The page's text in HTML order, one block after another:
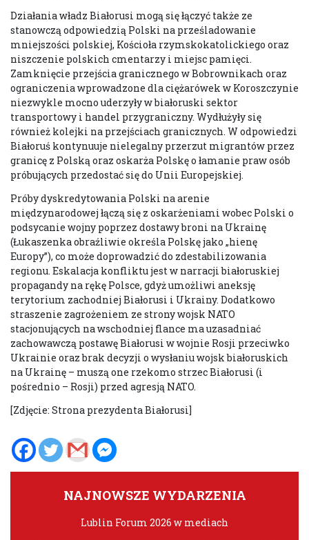
Działania władz Białorusi mogą się łączyć także ze
stanowczą odpowiedzią Polski na prześladowanie
mniejszości polskiej, Kościoła rzymskokatolickiego oraz
niszczenie polskich cmentarzy i miejsc pamięci.
Zamknięcie przejścia granicznego w Bobrownikach oraz
ograniczenia wprowadzone dla ciężarówek w Koroszczynie
niezwykle mocno uderzyły w białoruski sektor
transportowy i handel przygraniczny. Wydłużyły się
również kolejki na przejściach granicznych. W odpowiedzi
Białoruś kontynuuje nielegalny przerzut migrantów przez
granicę z Polską oraz oskarża Polskę o łamanie praw osób
próbujących przedostać się do Unii Europejskiej.
Próby dyskredytowania Polski na arenie
międzynarodowej łączą się z oskarżeniami wobec Polski o
podsycanie wojny poprzez dostawy broni na Ukrainę
(Łukaszenka obraźliwie określa Polskę jako „hienę
Europy”), co może doprowadzić do zdestabilizowania
regionu. Eskalacja konfliktu jest w narracji białoruskiej
propagandy na rękę Polsce, gdyż umożliwi aneksję
terytorium zachodniej Białorusi i Ukrainy. Dodatkowo
straszenie zagrożeniem ze strony wojsk NATO
stacjonujących na wschodniej flance ma uzasadniać
zachowawczą postawę Białorusi w wojnie Rosji przeciwko
Ukrainie oraz brak decyzji o wysłaniu wojsk białoruskich
na Ukrainę – muszą one rzekomo strzec Białorusi (i
pośrednio – Rosji) przed agresją NATO.
[Zdjęcie: Strona prezydenta Białorusi]
NAJNOWSZE WYDARZENIA
Lublin Forum 2026 w mediach